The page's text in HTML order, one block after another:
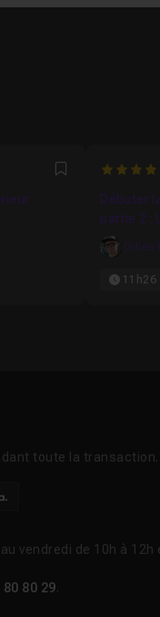
Favori
:
5
Débuter
partie 2 :
Gilles
11h26
toute la transaction.
vendredi de 10h à 12h
80 80 29.